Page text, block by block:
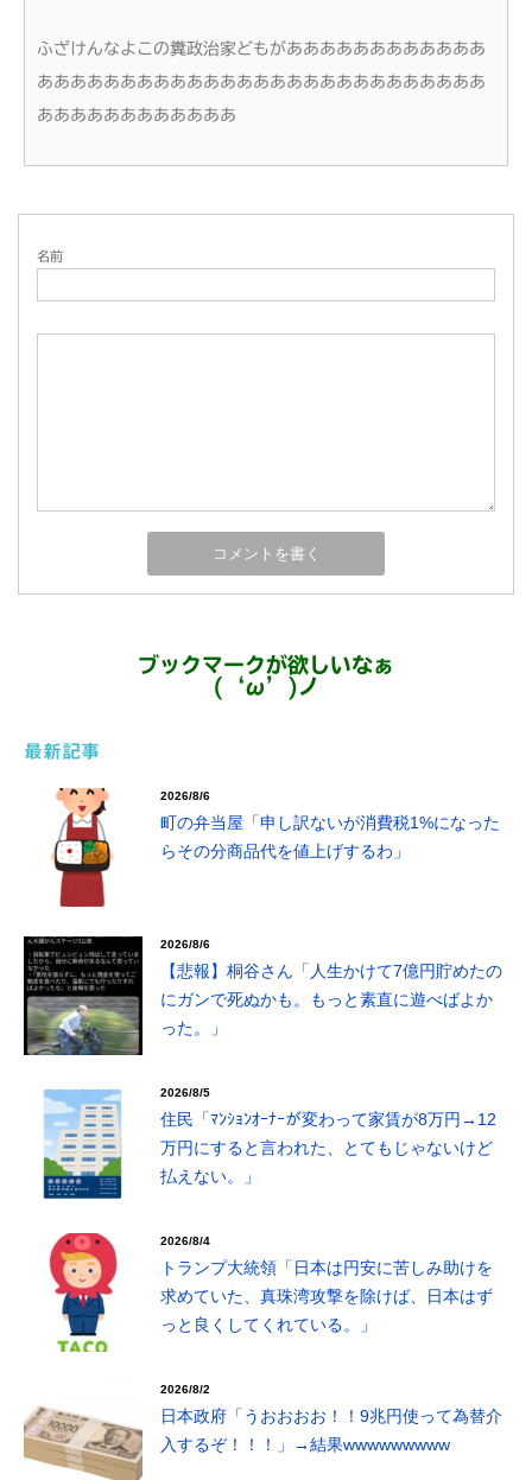
ふざけんなよこの糞政治家どもがああああああああああああ
あああああああああああああああああああああああああああ
ああああああああああああ
名前
ブックマークが欲しいなぁ
(‘ω’)ノ
最新記事
2026/8/6
町の弁当屋「申し訳ないが消費税1%になった
らその分商品代を値上げするわ」
2026/8/6
【悲報】桐谷さん「人生かけて7億円貯めたの
にガンで死ぬかも。もっと素直に遊べばよか
った。」
2026/8/5
住民「ﾏﾝｼｮﾝｵｰﾅｰが変わって家賃が8万円→12
万円にすると言われた、とてもじゃないけど
払えない。」
2026/8/4
トランプ大統領「日本は円安に苦しみ助けを
求めていた、真珠湾攻撃を除けば、日本はず
っと良くしてくれている。」
2026/8/2
日本政府「うおおおお！！9兆円使って為替介
入するぞ！！！」→結果wwwwwwwww